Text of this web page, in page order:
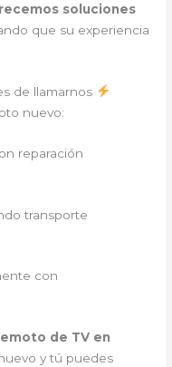
soluciones
que su experiencia
de llamarnos
nuevo:
reparación
transporte
con
de TV en
y tú puedes